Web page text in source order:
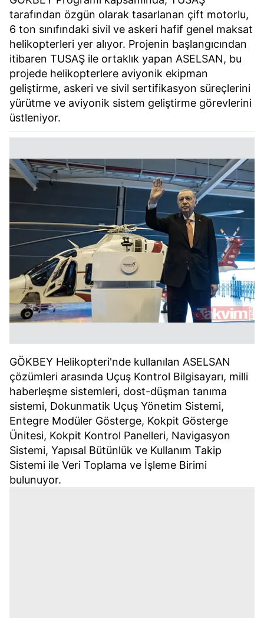
tarafından özgün olarak tasarlanan çift motorlu,
6 ton sınıfındaki sivil ve askeri hafif genel maksat
helikopterleri yer alıyor. Projenin başlangıcından
itibaren TUSAŞ ile ortaklık yapan ASELSAN, bu
projede helikopterlere aviyonik ekipman
geliştirme, askeri ve sivil sertifikasyon süreçlerini
yürütme ve aviyonik sistem geliştirme görevlerini
üstleniyor.
GÖKBEY Helikopteri'nde kullanılan ASELSAN
çözümleri arasında Uçuş Kontrol Bilgisayarı, milli
haberleşme sistemleri, dost-düşman tanıma
sistemi, Dokunmatik Uçuş Yönetim Sistemi,
Entegre Modüler Gösterge, Kokpit Gösterge
Ünitesi, Kokpit Kontrol Panelleri, Navigasyon
Sistemi, Yapısal Bütünlük ve Kullanım Takip
Sistemi ile Veri Toplama ve İşleme Birimi
bulunuyor.